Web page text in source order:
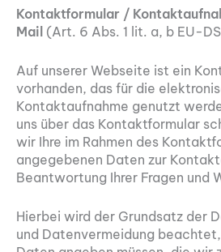
Kontaktformular /
Mail (Art. 6 Abs. 1 lit. a, b EU-
Auf unserer Webseite ist ein
vorhanden, das für die
Kontaktaufnahme genutzt
uns über das Kontaktformular
wir Ihre im Rahmen des
angegebenen Daten zur
Beantwortung Ihrer Fragen und
Hierbei wird der Grundsatz der
und Datenvermeidung